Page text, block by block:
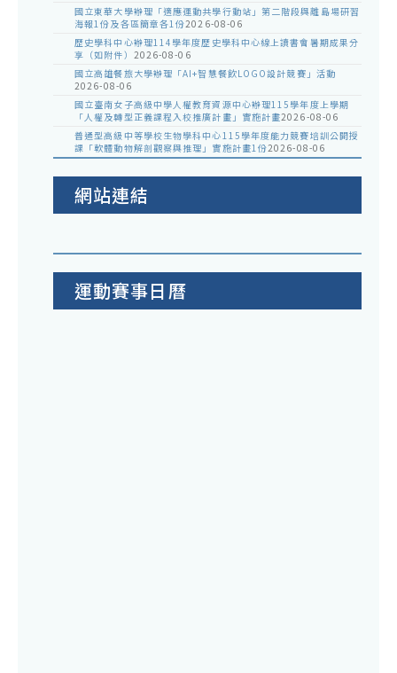
國立東華大學辦理「適應運動共學行動站」第二階段與離島場研習
海報1份及各區簡章各1份2026-08-06
歷史學科中心辦理114學年度歷史學科中心線上讀書會暑期成果分
享（如附件） 2026-08-06
國立高雄餐旅大學辦理「AI+智慧餐飲LOGO設計競賽」活動
2026-08-06
國立臺南女子高級中學人權教育資源中心辦理115學年度上學期
「人權及轉型正義課程入校推廣計畫」實施計畫2026-08-06
普通型高級中等學校生物學科中心115學年度能力競賽培訓公開授
課「軟體動物解剖觀察與推理」實施計畫1份2026-08-06
網站連結
運動賽事日曆